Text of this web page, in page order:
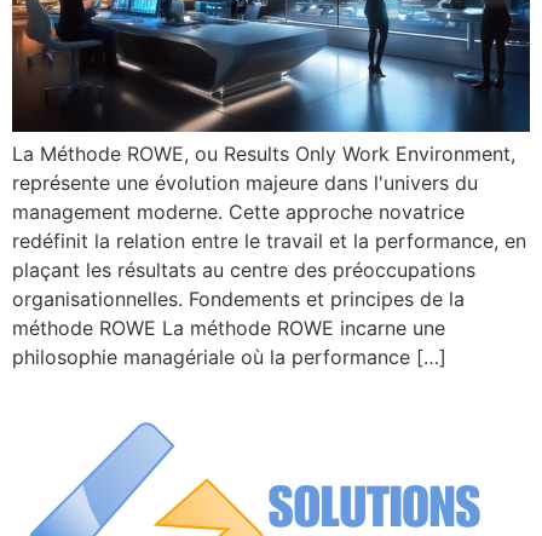
La Méthode ROWE, ou Results Only Work Environment,
représente une évolution majeure dans l'univers du
management moderne. Cette approche novatrice
redéfinit la relation entre le travail et la performance, en
plaçant les résultats au centre des préoccupations
organisationnelles. Fondements et principes de la
méthode ROWE La méthode ROWE incarne une
philosophie managériale où la performance […]